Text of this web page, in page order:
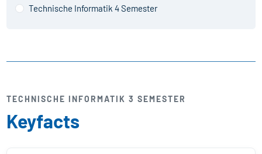
Technische Informatik 4 Semester
TECHNISCHE INFORMATIK 3 SEMESTER
Keyfacts